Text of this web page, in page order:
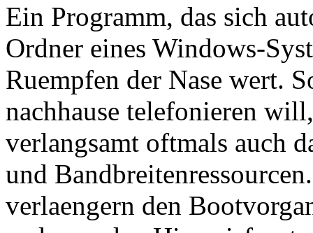
Ein Programm, das sich
Ordner eines Windows-
Ruempfen der Nase wert.
nachhause telefonieren
verlangsamt oftmals auch
und
verlaengern den